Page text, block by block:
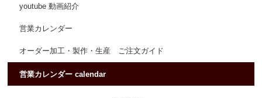
youtube 動画紹介
営業カレンダー
オーダー加工・製作・生産 ご注文ガイド
営業カレンダー calendar